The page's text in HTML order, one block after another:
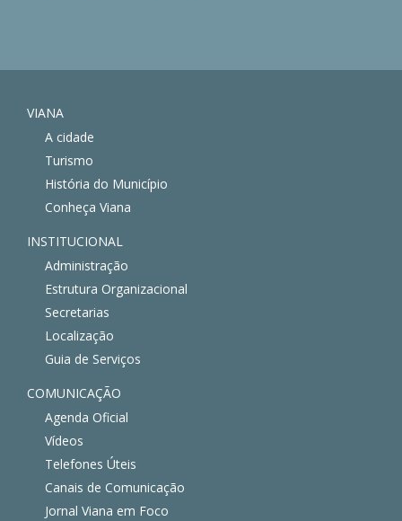
VIANA
A cidade
Turismo
História do Município
Conheça Viana
INSTITUCIONAL
Administração
Estrutura Organizacional
Secretarias
Localização
Guia de Serviços
COMUNICAÇÃO
Agenda Oficial
Vídeos
Telefones Úteis
Canais de Comunicação
Jornal Viana em Foco